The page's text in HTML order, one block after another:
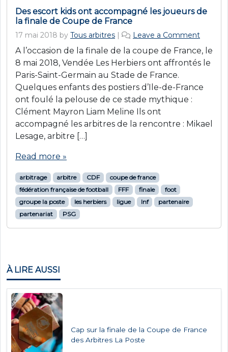
Des escort kids ont accompagné les joueurs de
la finale de Coupe de France
17 mai 2018 by Tous arbitres | Leave a Comment
A l’occasion de la finale de la coupe de France, le
8 mai 2018, Vendée Les Herbiers ont affrontés le
Paris-Saint-Germain au Stade de France.
Quelques enfants des postiers d’Ile-de-France
ont foulé la pelouse de ce stade mythique :
Clément Mayron Liam Meline Ils ont
accompagné les arbitres de la rencontre : Mikael
Lesage, arbitre […]
Read more »
arbitrage arbitre CDF
coupe de france
fédération française de football
FFF finale
foot
groupe la poste
les herbiers ligue lnf
partenaire
partenariat
PSG
À LIRE AUSSI
Cap sur la finale de la Coupe de France
des Arbitres La Poste